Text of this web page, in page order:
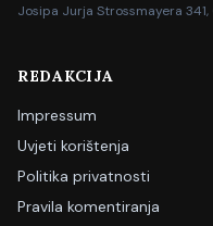
Josipa Jurja Strossmayera 341,
REDAKCIJA
Impressum
Uvjeti korištenja
Politika privatnosti
Pravila komentiranja